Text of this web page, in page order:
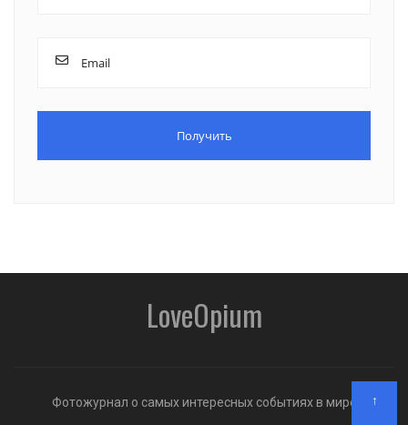
LoveOpium
Фотожурнал о самых интересных событиях в мире ↑